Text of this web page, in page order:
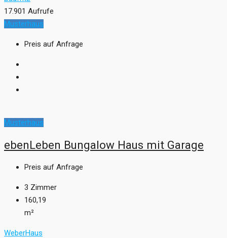
17.901 Aufrufe
Musterhaus
Preis auf Anfrage
Musterhaus
ebenLeben Bungalow Haus mit Garage
Preis auf Anfrage
3 Zimmer
160,19
m²
WeberHaus